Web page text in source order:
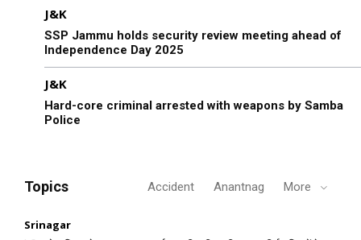
J&K
SSP Jammu holds security review meeting ahead of
Independence Day 2025
J&K
Hard-core criminal arrested with weapons by Samba
Police
Topics Accident Anantnag More
Srinagar